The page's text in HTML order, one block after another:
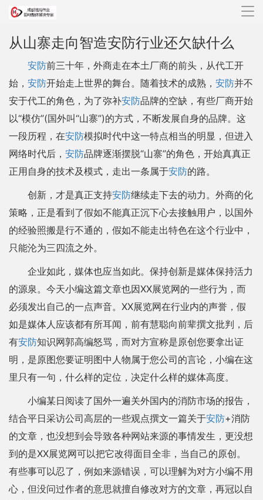
导
从山寨走向智造安防行业还欠缺什么
安防前三十年，外商走在本土厂商的前头，从代工开
始， 安防开始走上世界的舞台。随着技术的成熟， 安防并不
安于代工的角色，为了弥补安防品牌的空缺，有些厂商开始
以“模仿”(国外叫“山寨”)的方式，不断发展自身的品牌。这
一段历程，在安防模拟时代中这一特点相当的明显，但进入
网络时代后， 安防品牌逐渐摆脱“山寨”的角色，开始真真正
正用自身的技术及模式，走出一条属于安防的路。
创新，才是真正支持安防继续走下去的动力。外商的化
策略，正是看到了假如不能真正沉下心去接触用户，以国外
的经验照搬是行不通的，假如不能走出特色在这个行业中，
只能沦为三四流之外。
企业如此，媒体也应当如此。保持创新是媒体保持活力
的源泉。今天小编这篇文章也因XX展览网的一些行为，而
必须发出自己的一点声音。XX展览网在行业内的声誉，假
如是媒体人应该都有所耳闻，前有慧聪向前辈撰文批判，后
有安防知识网郭高编怒骂，而对方宣称是原创您要拿出证
明，是原图您要证明图中人物属于您公司的言论，小编在这
里只有一句，什么样的定位，决定什么样的媒体高度。
小编某日阅读了国外一遍关外国内的消防市场的报告，
结合平日采访公司高层的一些观点撰文一篇关于安防+消防
的文章，也没想到会导致各种网站来源的事情发生，更没想
到的是XX展览网可以把它改得面目全非，当自己的原创。
有些事可以忍了，例如来源错误，可以理解为对方小编不用
心，但没问过作者的意思就擅自修改对方的文章，再冠以自